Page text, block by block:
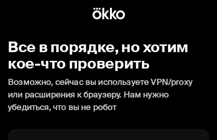
Все в порядке, но хотим
кое-что проверить
Возможно, сейчас вы используете VPN/proxy
или расширения к браузеру. Нам нужно
убедиться, что вы не робот